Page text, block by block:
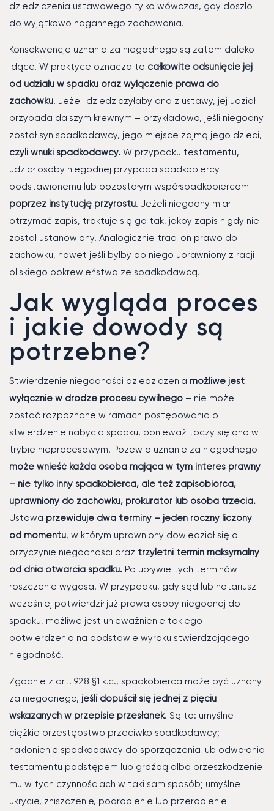
dziedziczenia ustawowego tylko wówczas, gdy doszło
do wyjątkowo nagannego zachowania.
Konsekwencje uznania za niegodnego są zatem daleko
idące. W praktyce oznacza to całkowite odsunięcie jej
od udziału w spadku oraz wyłączenie prawa do
zachowku. Jeżeli dziedziczyłaby ona z ustawy, jej udział
przypada dalszym krewnym – przykładowo, jeśli niegodny
został syn spadkodawcy, jego miejsce zajmą jego dzieci,
czyli wnuki spadkodawcy. W przypadku testamentu,
udział osoby niegodnej przypada spadkobiercy
podstawionemu lub pozostałym współspadkobiercom
poprzez instytucję przyrostu. Jeżeli niegodny miał
otrzymać zapis, traktuje się go tak, jakby zapis nigdy nie
został ustanowiony. Analogicznie traci on prawo do
zachowku, nawet jeśli byłby do niego uprawniony z racji
bliskiego pokrewieństwa ze spadkodawcą.
Jak wygląda proces
i jakie dowody są
potrzebne?
Stwierdzenie niegodności dziedziczenia możliwe jest
wyłącznie w drodze procesu cywilnego – nie może
zostać rozpoznane w ramach postępowania o
stwierdzenie nabycia spadku, ponieważ toczy się ono w
trybie nieprocesowym. Pozew o uznanie za niegodnego
może wnieść każda osoba mająca w tym interes prawny
– nie tylko inny spadkobierca, ale też zapisobiorca,
uprawniony do zachowku, prokurator lub osoba trzecia.
Ustawa przewiduje dwa terminy – jeden roczny liczony
od momentu, w którym uprawniony dowiedział się o
przyczynie niegodności oraz trzyletni termin maksymalny
od dnia otwarcia spadku. Po upływie tych terminów
roszczenie wygasa. W przypadku, gdy sąd lub notariusz
wcześniej potwierdził już prawa osoby niegodnej do
spadku, możliwe jest unieważnienie takiego
potwierdzenia na podstawie wyroku stwierdzającego
niegodność.
Zgodnie z art. 928 §1 k.c., spadkobierca może być uznany
za niegodnego, jeśli dopuścił się jednej z pięciu
wskazanych w przepisie przesłanek. Są to: umyślne
ciężkie przestępstwo przeciwko spadkodawcy;
nakłonienie spadkodawcy do sporządzenia lub odwołania
testamentu podstępem lub groźbą albo przeszkodzenie
mu w tych czynnościach w taki sam sposób; umyślne
ukrycie, zniszczenie, podrobienie lub przerobienie